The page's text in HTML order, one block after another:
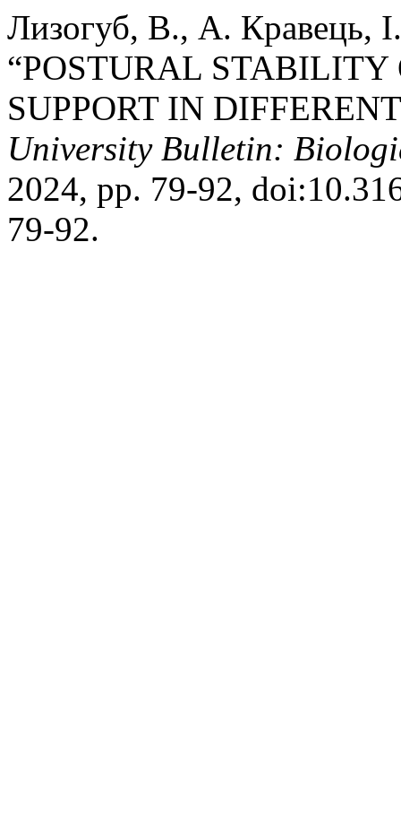
Лизогуб, В., А. Кравець,
“POSTURAL
SUPPORT IN
University Bulletin:
2024, pp. 79-92,
79-92.